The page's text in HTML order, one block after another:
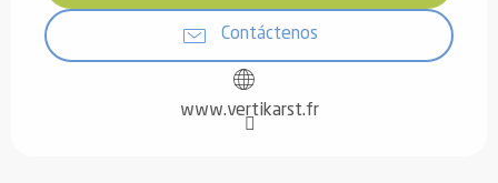
Contáctenos
www.vertikarst.fr